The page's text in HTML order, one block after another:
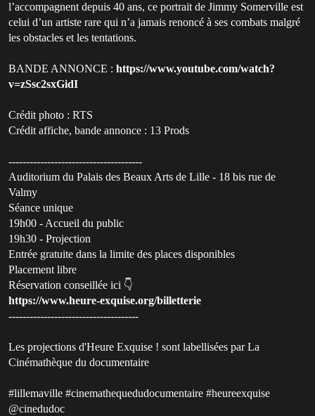
l’accompagnent depuis 40 ans, ce portrait de Jimmy Somerville est
celui d’un artiste rare qui n’a jamais renoncé à ses combats malgré
les obstacles et les tentations.
BANDE ANNONCE : https://www.youtube.com/watch?
v=zSsc2sxGidI
Crédit photo : RTS
Crédit affiche, bande annonce : 13 Prods
--------------------------------------
Auditorium du Palais des Beaux Arts de Lille - 18 bis rue de
Valmy
Séance unique
19h00 - Accueil du public
19h30 - Projection
Entrée gratuite dans la limite des places disponibles
Placement libre
Réservation conseillée ici 👇
https://www.heure-exquise.org/billetterie
-------------------------------------
Les projections d'Heure Exquise ! sont labellisées par La
Cinémathèque du documentaire
#lillemaville #cinemathequedudocumentaire #heureexquise
@cinedudoc